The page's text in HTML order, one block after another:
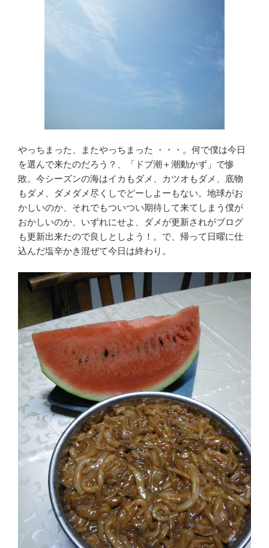
やっちまった、またやっちまった ・・・。何で僕は今日
を選んで来たのだろう？、「ドブ潮＋潮動かず」で惨
敗。今シーズンの海はイカもダメ、カツオもダメ、底物
もダメ、ダメダメ尽くしでどーしよーもない。地球がお
かしいのか、それでもついつい期待して来てしまう僕が
おかしいのか、いずれにせよ、ダメが更新されがブログ
も更新出来たので良しとしよう！。で、帰って日曜に仕
込んだ塩辛かき混ぜて今日は終わり。